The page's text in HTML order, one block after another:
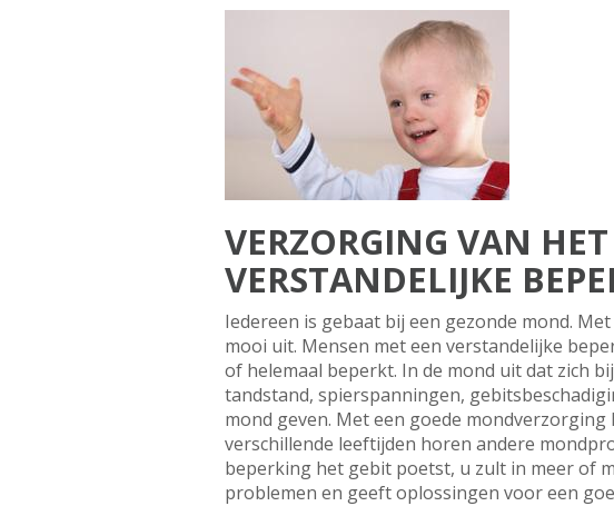
VERZORGING VAN
VERSTANDELIJKE
Iedereen is gebaat bij een gezonde mond.
mooi uit. Mensen met een verstandelijke
of helemaal beperkt. In de mond uit dat zich
tandstand, spierspanningen,
mond geven. Met een goede
verschillende leeftijden horen andere
beperking het gebit poetst, u zult in meer of
problemen en geeft oplossingen voor een